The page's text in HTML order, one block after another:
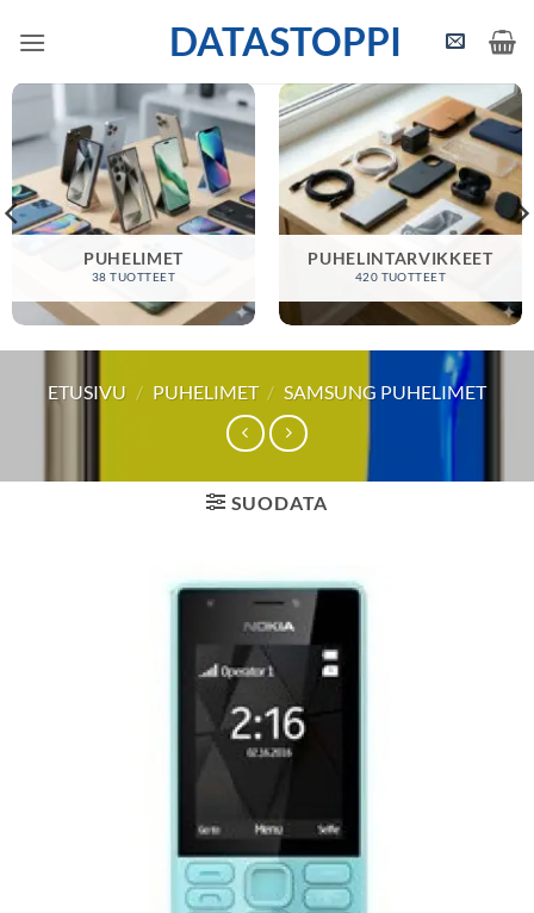
DATASTOPPI
PUHELIMET
38 TUOTTEET
PUHELINTARVIKKEET
420 TUOTTEET
ETUSIVU / PUHELIMET / SAMSUNG PUHELIMET
SUODATA